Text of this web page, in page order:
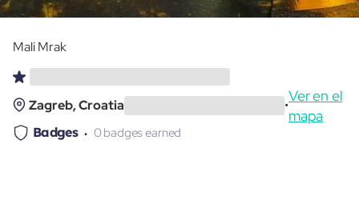
Mali Mrak
Zagreb, Croatia •
Ver en el
mapa
Badges 0 badges earned